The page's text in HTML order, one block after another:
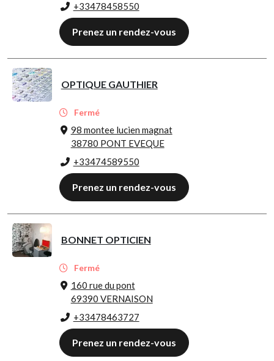
+33478458550
Prenez un rendez-vous
OPTIQUE GAUTHIER
Fermé
98 montee lucien magnat
38780 PONT EVEQUE
+33474589550
Prenez un rendez-vous
BONNET OPTICIEN
Fermé
160 rue du pont
69390 VERNAISON
+33478463727
Prenez un rendez-vous